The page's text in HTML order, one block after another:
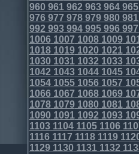
960961962 963964965
976977 978979980981
992 993994995996997
10061007 10081009
1018101910201021
103010311032 1033
1042 104310441045
1054105510561057
10661067 10681069
1078107910801081
109010911092 1093
1103110411051106
11161117 11181119
1129113011311132